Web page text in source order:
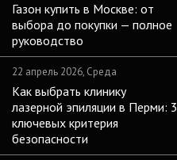
Газон купить в Москве: от
выбора до покупки — полное
руководство
22 апрель 2026, Среда
Как выбрать клинику
лазерной эпиляции в Перми: 3
ключевых критерия
безопасности